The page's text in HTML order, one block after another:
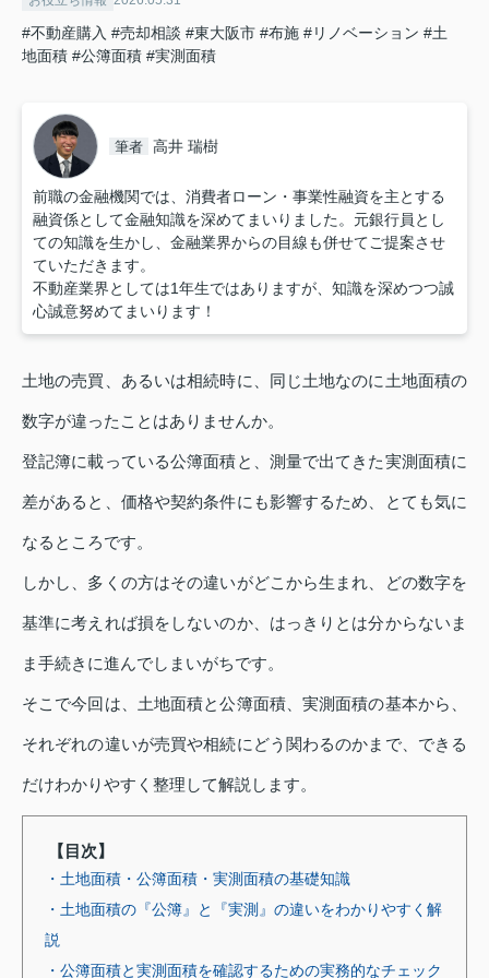
#不動産購入 #売却相談 #東大阪市 #布施 #リノベーション #土
地面積 #公簿面積 #実測面積
筆者 高井 瑞樹
前職の金融機関では、消費者ローン・事業性融資を主とする
融資係として金融知識を深めてまいりました。元銀行員とし
ての知識を生かし、金融業界からの目線も併せてご提案させ
ていただきます。
不動産業界としては1年生ではありますが、知識を深めつつ誠
心誠意努めてまいります！
土地の売買、あるいは相続時に、同じ土地なのに土地面積の
数字が違ったことはありませんか。
登記簿に載っている公簿面積と、測量で出てきた実測面積に
差があると、価格や契約条件にも影響するため、とても気に
なるところです。
しかし、多くの方はその違いがどこから生まれ、どの数字を
基準に考えれば損をしないのか、はっきりとは分からないま
ま手続きに進んでしまいがちです。
そこで今回は、土地面積と公簿面積、実測面積の基本から、
それぞれの違いが売買や相続にどう関わるのかまで、できる
だけわかりやすく整理して解説します。
【目次】
・土地面積・公簿面積・実測面積の基礎知識
・土地面積の『公簿』と『実測』の違いをわかりやすく解
説
・公簿面積と実測面積を確認するための実務的なチェック